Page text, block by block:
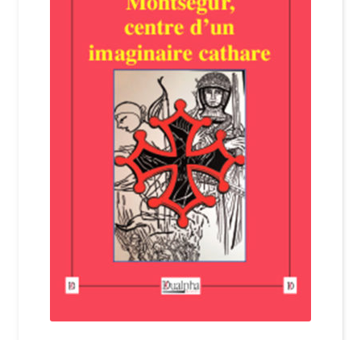
Newsletter
Politique de confidentialité et cookies
Qui sommes-nous ?
Soutien à Philippe Randa
Suivi de la Commande